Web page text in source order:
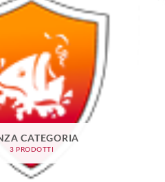
CATEGORIA
3 PRODOTTI